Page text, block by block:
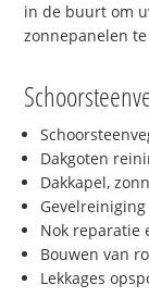
in de buurt om
zonnepanelen
Dakgoten
Dakkapel,
Gevelreiniging
Nok reparatie
Bouwen van
Lekkages